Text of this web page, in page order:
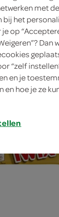
met
bij het
je op
“zelf
en je
en hoe je ze